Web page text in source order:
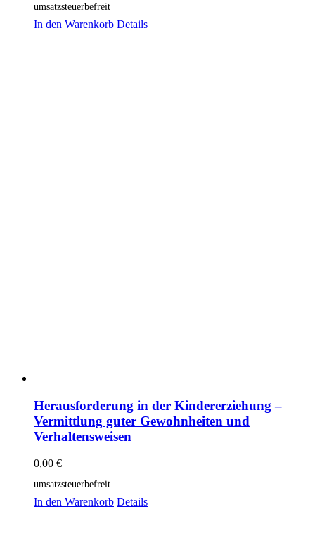
umsatzsteuerbefreit
In den Warenkorb Details
Herausforderung in der Kindererziehung –
Vermittlung guter Gewohnheiten und
Verhaltensweisen
0,00 €
umsatzsteuerbefreit
In den Warenkorb Details